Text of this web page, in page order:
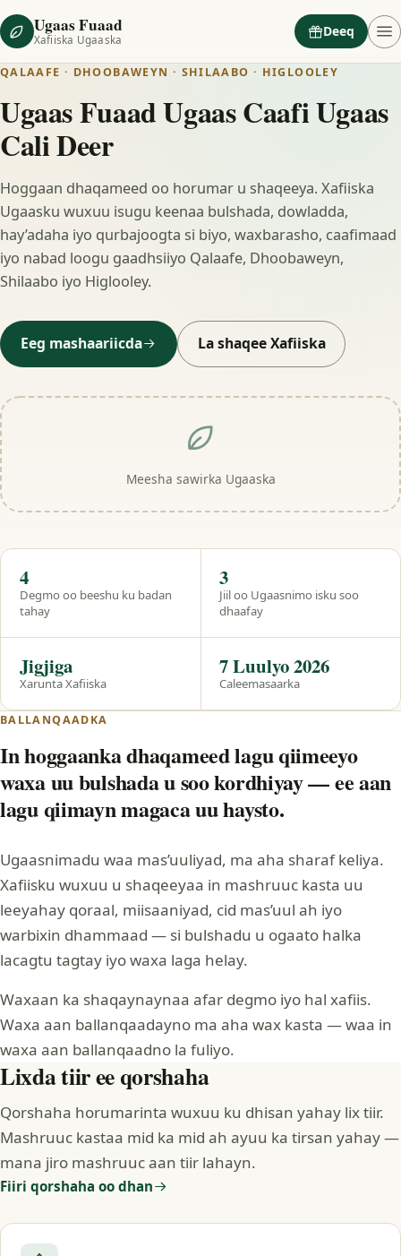
Ugaas Fuaad
Xafiiska Ugaaska
Deeq
QALAAFE · DHOOBAWEYN · SHILAABO · HIGLOOLEY
Ugaas Fuaad Ugaas Caafi Ugaas
Cali Deer
Hoggaan dhaqameed oo horumar u shaqeeya. Xafiiska
Ugaasku wuxuu isugu keenaa bulshada, dowladda,
hay’adaha iyo qurbajoogta si biyo, waxbarasho, caafimaad
iyo nabad loogu gaadhsiiyo Qalaafe, Dhoobaweyn,
Shilaabo iyo Higlooley.
Eeg mashaariicda La shaqee Xafiiska
Meesha sawirka Ugaaska
Hal eeg
Degmo oo beeshu ku badan
tahay
4
Jiil oo Ugaasnimo isku soo
dhaafay
3
Xarunta Xafiiska
Jigjiga
Caleemasaarka
7 Luulyo 2026
BALLANQAADKA
In hoggaanka dhaqameed lagu qiimeeyo
waxa uu bulshada u soo kordhiyay — ee aan
lagu qiimayn magaca uu haysto.
Ugaasnimadu waa mas’uuliyad, ma aha sharaf keliya.
Xafiisku wuxuu u shaqeeyaa in mashruuc kasta uu
leeyahay qoraal, miisaaniyad, cid mas’uul ah iyo
warbixin dhammaad — si bulshadu u ogaato halka
lacagtu tagtay iyo waxa laga helay.
Waxaan ka shaqaynaynaa afar degmo iyo hal xafiis.
Waxa aan ballanqaadayno ma aha wax kasta — waa in
waxa aan ballanqaadno la fuliyo.
Lixda tiir ee qorshaha
Qorshaha horumarinta wuxuu ku dhisan yahay lix tiir.
Mashruuc kastaa mid ka mid ah ayuu ka tirsan yahay —
mana jiro mashruuc aan tiir lahayn.
Fiiri qorshaha oo dhan